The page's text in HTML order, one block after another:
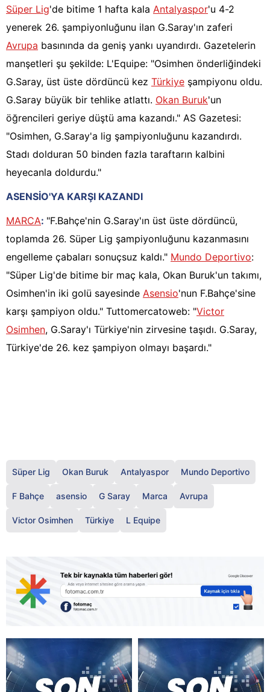
Süper Lig'de bitime 1 hafta kala Antalyaspor'u 4-2
yenerek 26. şampiyonluğunu ilan G.Saray'ın zaferi
Avrupa basınında da geniş yankı uyandırdı. Gazetelerin
manşetleri şu şekilde: L'Equipe: "Osimhen önderliğindeki
G.Saray, üst üste dördüncü kez Türkiye şampiyonu oldu.
G.Saray büyük bir tehlike atlattı. Okan Buruk'un
öğrencileri geriye düştü ama kazandı." AS Gazetesi:
"Osimhen, G.Saray'a lig şampiyonluğunu kazandırdı.
Stadı dolduran 50 binden fazla taraftarın kalbini
heyecanla doldurdu."
ASENSİO'YA KARŞI KAZANDI
MARCA: "F.Bahçe'nin G.Saray'ın üst üste dördüncü,
toplamda 26. Süper Lig şampiyonluğunu kazanmasını
engelleme çabaları sonuçsuz kaldı." Mundo Deportivo:
"Süper Lig'de bitime bir maç kala, Okan Buruk'un takımı,
Osimhen'in iki golü sayesinde Asensio'nun F.Bahçe'sine
karşı şampiyon oldu." Tuttomercatoweb: "Victor
Osimhen, G.Saray'ı Türkiye'nin zirvesine taşıdı. G.Saray,
Türkiye'de 26. kez şampiyon olmayı başardı."
Süper Lig Okan Buruk Antalyaspor Mundo Deportivo
F Bahçe asensio G Saray Marca Avrupa
Victor Osimhen Türkiye L Equipe